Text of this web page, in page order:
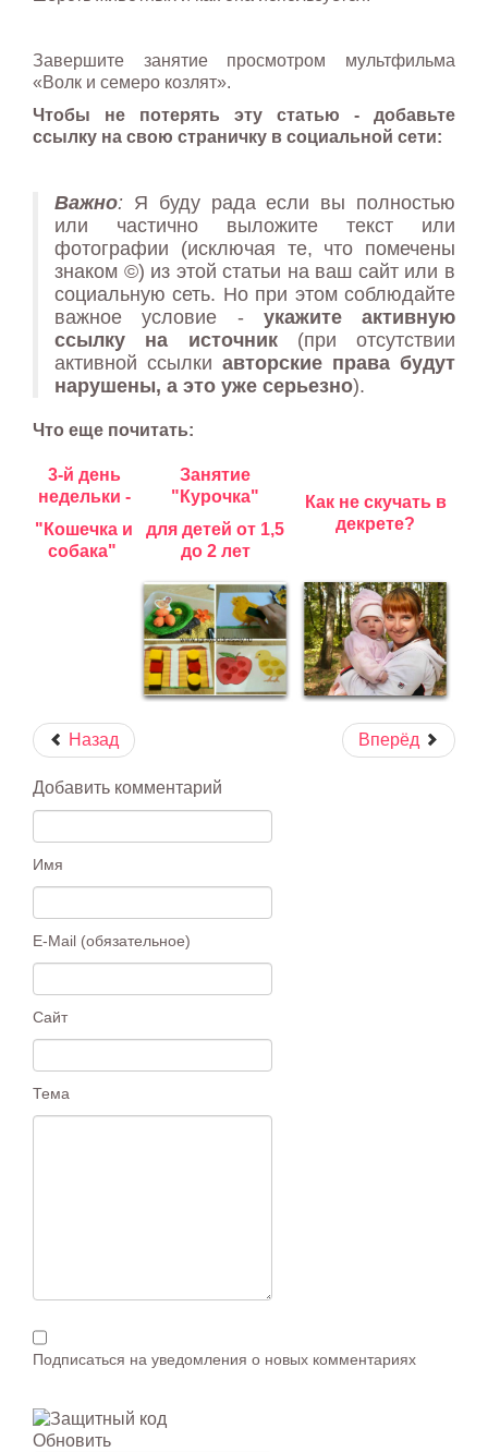
Завершите занятие просмотром мультфильма
«Волк и семеро козлят».
Чтобы не потерять эту статью - добавьте
ссылку на свою страничку в социальной сети:
Важно: Я буду рада если вы полностью
или частично выложите текст или
фотографии (исключая те, что помечены
знаком ©) из этой статьи на ваш сайт или в
социальную сеть. Но при этом соблюдайте
важное условие - укажите активную
ссылку на источник(при отсутствии
активной ссылки авторские права будут
нарушены, а это уже серьезно).
Что еще почитать:
3-й день
недельки -
"Кошечка и
собака"
Занятие
"Курочка"
для детей от 1,5
до 2 лет
Как не скучать в
декрете?
Назад Вперёд
Добавить комментарий
Имя
E-Mail (обязательное)
Сайт
Тема
Подписаться на уведомления о новых комментариях
Обновить